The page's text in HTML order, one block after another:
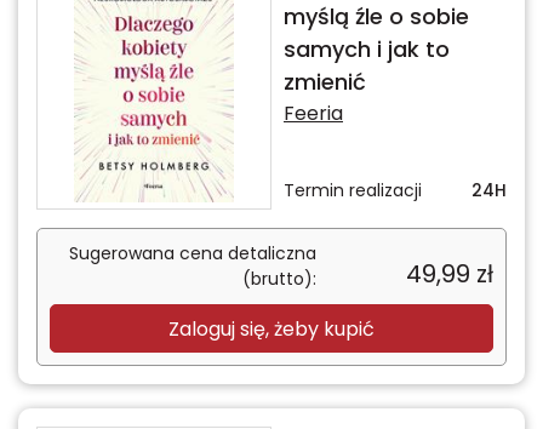
myślą źle o sobie
samych i jak to
zmienić
Feeria
Termin realizacji 24H
Sugerowana cena detaliczna
(brutto):
49,99 zł
Zaloguj się, żeby kupić